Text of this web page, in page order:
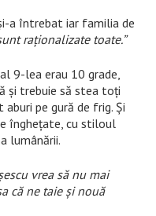
a întrebat iar familia de
raționalizate toate.”
9-lea erau 10 grade,
și trebuie să stea toți
pe gură de frig. Și
înghețate, cu stiloul
lumânării.
vrea să nu mai
că ne taie și nouă